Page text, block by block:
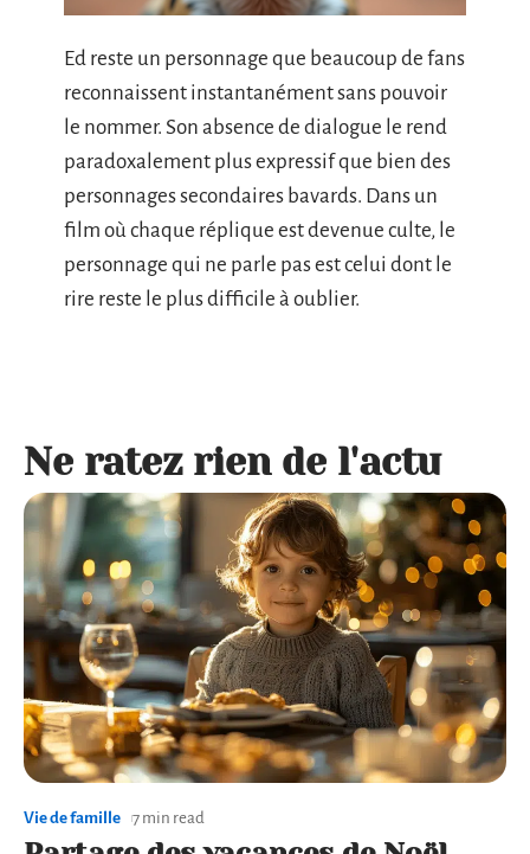
Ed reste un personnage que beaucoup de fans
reconnaissent instantanément sans pouvoir
le nommer. Son absence de dialogue le rend
paradoxalement plus expressif que bien des
personnages secondaires bavards. Dans un
film où chaque réplique est devenue culte, le
personnage qui ne parle pas est celui dont le
rire reste le plus difficile à oublier.
Ne ratez rien de l'actu
Vie de famille 7 min read